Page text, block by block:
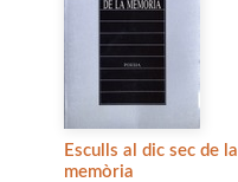
Esculls al dic sec de la
memòria